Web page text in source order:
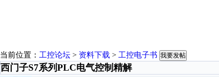
当前位置： 工控论坛 > 资料下载 > 工控电子书 我要发帖
西门子S7系列PLC电气控制精解